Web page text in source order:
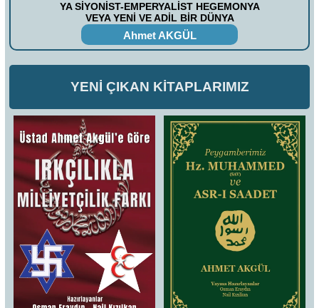
YA SİYONİST-EMPERYALİST HEGEMONYA
VEYA YENİ VE ADİL BİR DÜNYA
Ahmet AKGÜL
YENİ ÇIKAN KİTAPLARIMIZ